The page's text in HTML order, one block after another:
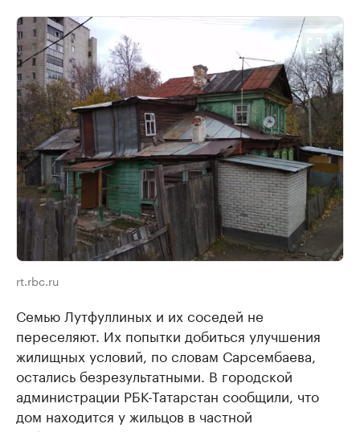
rt.rbc.ru
Семью Лутфуллиных и их соседей не
переселяют. Их попытки добиться улучшения
жилищных условий, по словам Сарсембаева,
остались безрезультатными. В городской
администрации РБК-Татарстан сообщили, что
дом находится у жильцов в частной